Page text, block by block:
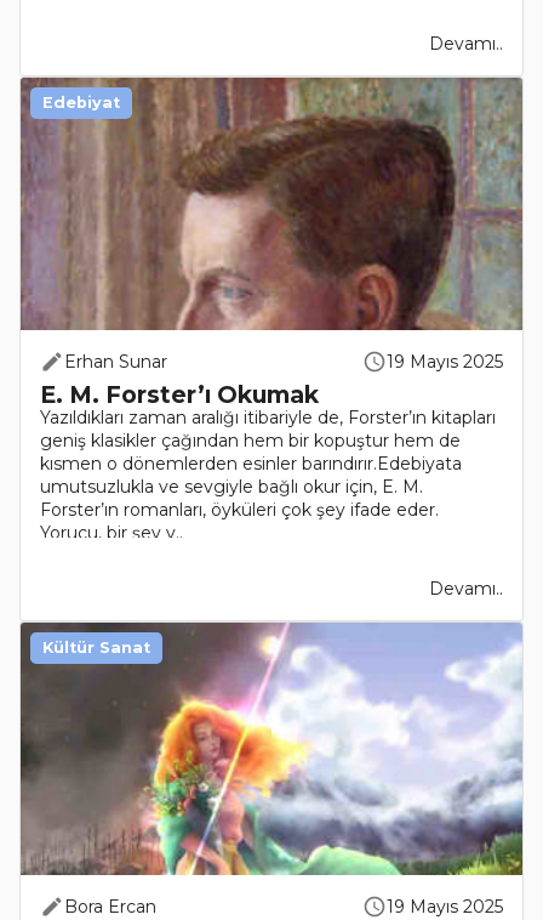
Devamı..
Erhan Sunar 19 Mayıs 2025
E. M. Forster’ı Okumak
Yazıldıkları zaman aralığı itibariyle de, Forster’ın kitapları
geniş klasikler çağından hem bir kopuştur hem de
kısmen o dönemlerden esinler barındırır.Edebiyata
umutsuzlukla ve sevgiyle bağlı okur için, E. M.
Forster’ın romanları, öyküleri çok şey ifade eder.
Yorucu, bir şey v..
Devamı..
Edebiyat
Bora Ercan 19 Mayıs 2025
Kültür Sanat